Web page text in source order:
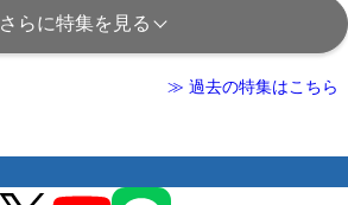
さらに特集を見る
≫ 過去の特集はこちら